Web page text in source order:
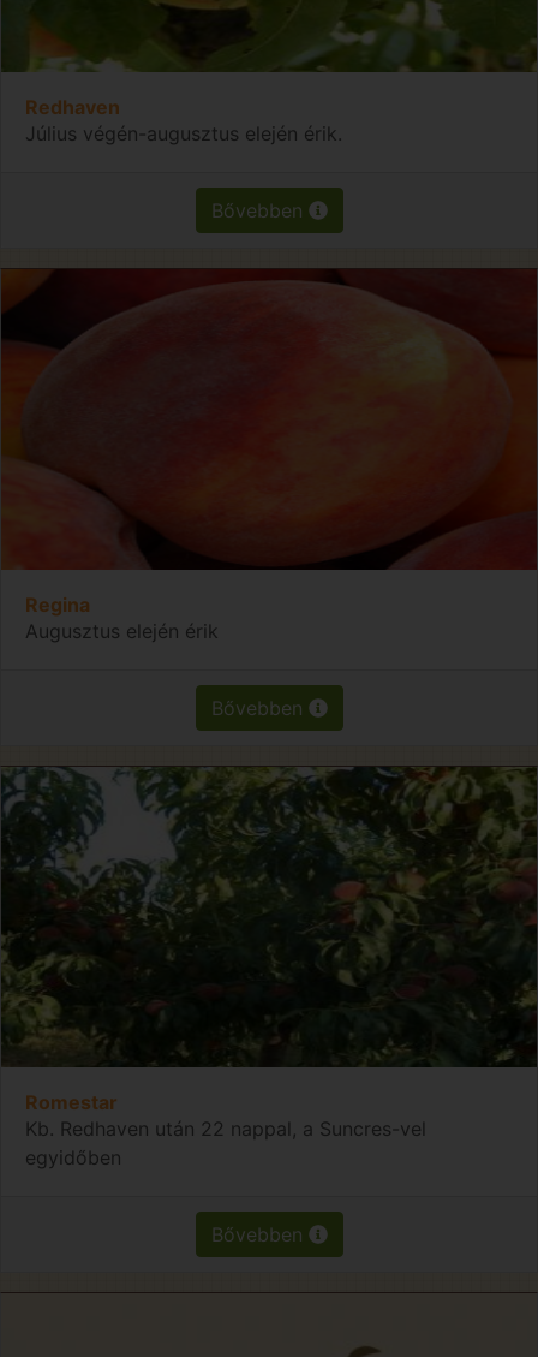
Redhaven
Július végén-augusztus elején érik.
Bővebben
Regina
Augusztus elején érik
Bővebben
Romestar
Kb. Redhaven után 22 nappal, a Suncres-vel
egyidőben
Bővebben